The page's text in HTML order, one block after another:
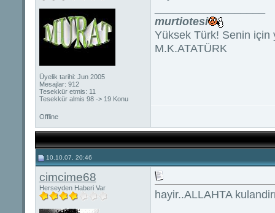
Üyelik tarihi: Jun 2005
Mesajlar: 912
Tesekkür etmis: 11
Tesekkür almis 98 -> 19 Konu
murtiotesi
Yüksek Türk! Senin için
M.K.ATATÜRK
Offline
10.10.07, 20:46
cimcime68
Herseyden Haberi Var
hayir..ALLAHTA